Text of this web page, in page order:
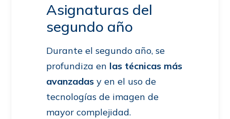
Asignaturas del
segundo año
Durante el segundo año, se
profundiza en las técnicas más
avanzadas y en el uso de
tecnologías de imagen de
mayor complejidad.